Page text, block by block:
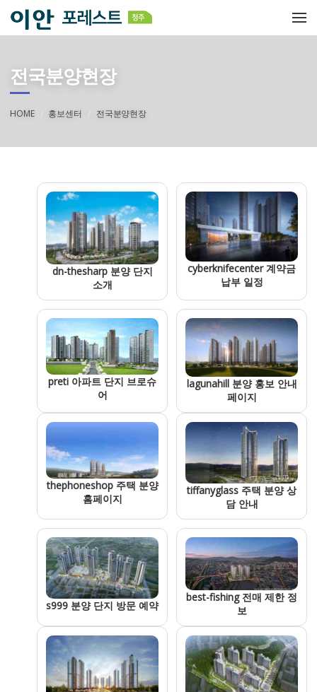
메뉴 건너뛰기
전국분양현장
HOME 홍보센터 전국분양현장
dn-thesharp 분양 단지
소개
cyberknifecenter 계약금
납부 일정
preti 아파트 단지 브로슈
어
lagunahill 분양 홍보 안내
페이지
thephoneshop 주택 분양
홈페이지
tiffanyglass 주택 분양 상
담 안내
s999 분양 단지 방문 예약
best-fishing 전매 제한 정
보